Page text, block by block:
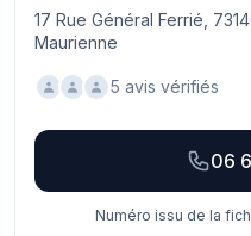
17 Rue Général Ferrié,
Maurienne
5 avis vérifiés
06
Numéro issu de la